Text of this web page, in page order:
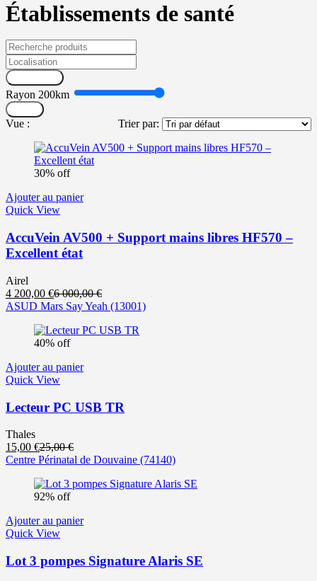
Établissements de santé
Rayon 200km
Trier par:
Vue :
30% off
Ajouter au panier
Quick View
AccuVein AV500 + Support mains libres HF570 –
Excellent état
Airel
4 200,00 €Le
prix
est :
4
6 000,00€Le
prix
était :
ASUD Mars Say Yeah (13001)
40% off
Ajouter au panier
Quick View
Lecteur PC USB TR
Thales
15,00 €Le
prix
est :
15,00 €.
25,00€Le
prix
était :
Centre Périnatal de Douvaine (74140)
92% off
Ajouter au panier
Quick View
Lot 3 pompes Signature Alaris SE